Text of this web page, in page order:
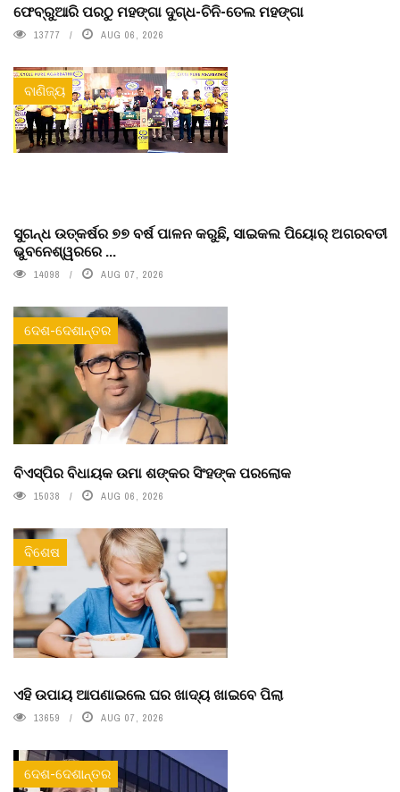
ଫେବ୍ରୁଆରି ପରଠୁ ମହଙ୍ଗା ଦୁଗ୍ଧ-ଚିନି-ତେଲ ମହଙ୍ଗା
13777 AUG 06, 2026
ବାଣିଜ୍ୟ
ସୁଗନ୍ଧ ଉତ୍କର୍ଷର ୭୭ ବର୍ଷ ପାଳନ କରୁଛି, ସାଇକଲ ପିୟୋର୍‌ ଅଗରବତୀ
ଭୁବନେଶ୍ୱରରେ ...
14098 AUG 07, 2026
ଦେଶ-ଦେଶାନ୍ତର
ବିଏସ୍‌ପିର ବିଧାୟକ ଉମା ଶଙ୍କର ସିଂହଙ୍କ ପରଲୋକ
15038 AUG 06, 2026
ବିଶେଷ
ଏହି ଉପାୟ ଆପଣାଇଲେ ଘର ଖାଦ୍ୟ ଖାଇବେ ପିଲା
13659 AUG 07, 2026
ଦେଶ-ଦେଶାନ୍ତର